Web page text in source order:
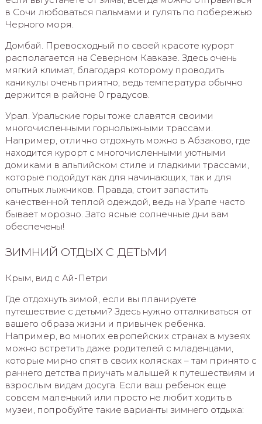
в Сочи любоваться пальмами и гулять по побережью
Черного моря.
Домбай. Превосходный по своей красоте курорт
располагается на Северном Кавказе. Здесь очень
мягкий климат, благодаря которому проводить
каникулы очень приятно, ведь температура обычно
держится в районе 0 градусов.
Урал. Уральские горы тоже славятся своими
многочисленными горнолыжными трассами.
Например, отлично отдохнуть можно в Абзаково, где
находится курорт с многочисленными уютными
домиками в альпийском стиле и гладкими трассами,
которые подойдут как для начинающих, так и для
опытных лыжников. Правда, стоит запастить
качественной теплой одеждой, ведь на Урале часто
бывает морозно. Зато ясные солнечные дни вам
обеспечены!
ЗИМНИЙ ОТДЫХ С ДЕТЬМИ
Крым, вид с Ай-Петри
Где отдохнуть зимой, если вы планируете
путешествие с детьми? Здесь нужно отталкиваться от
вашего образа жизни и привычек ребенка.
Например, во многих европейских странах в музеях
можно встретить даже родителей с младенцами,
которые мирно спят в своих колясках – там принято с
раннего детства приучать малышей к путешествиям и
взрослым видам досуга. Если ваш ребенок еще
совсем маленький или просто не любит ходить в
музеи, попробуйте такие варианты зимнего отдыха: